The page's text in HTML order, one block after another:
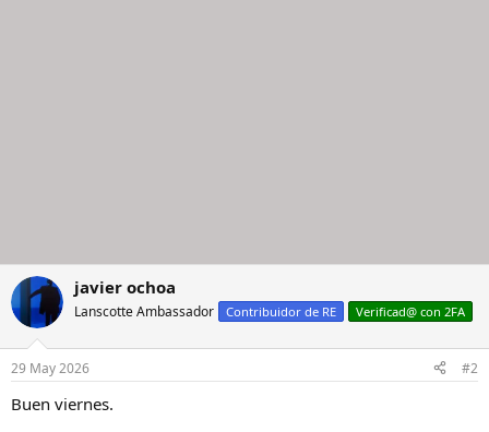
javier ochoa
Lanscotte Ambassador Contribuidor de RE Verificad@ con 2FA
29 May 2026 #2
Buen viernes.